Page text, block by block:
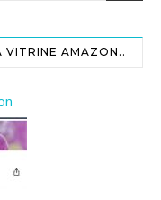
VITRINE AMAZON..